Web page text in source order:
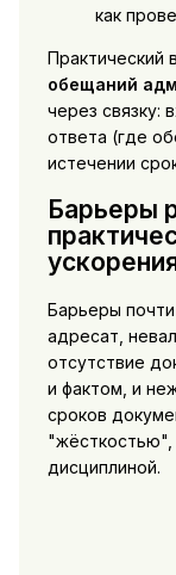
как
Практический
обещаний
через связку:
ответа (где
истечении
Барьеры
Барьеры
адресат,
отсутствие
и фактом, и
сроков
"жёсткостью",
дисциплиной.